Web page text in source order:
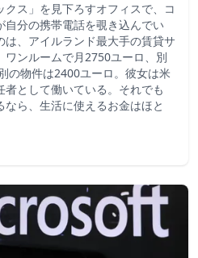
ス」を見下ろすオフィスで、コ
自分の携帯電話を覗き込んでい
は、アイルランド最大手の賃貸サ
ンルームで月2750ユーロ、別
の物件は2400ユーロ。彼女は米
として働いている。それでも
なら、生活に使えるお金はほと